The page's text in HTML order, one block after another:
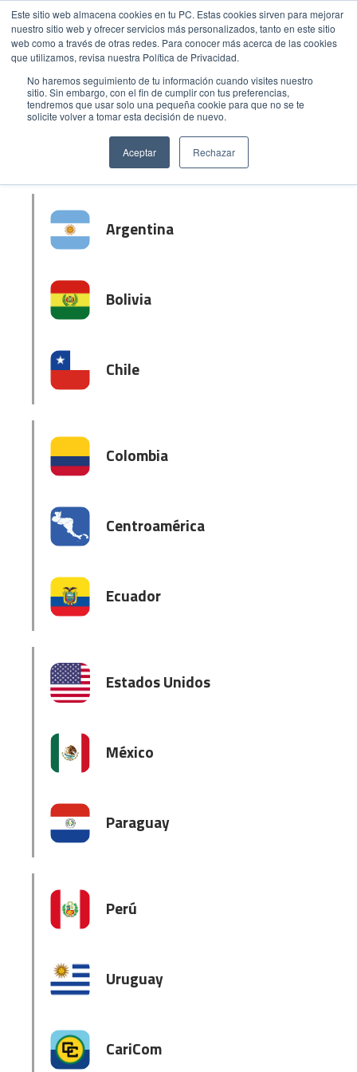
Este sitio web almacena cookies en tu PC. Estas cookies sirven para mejorar
nuestro sitio web y ofrecer servicios más personalizados, tanto en este sitio
web como a través de otras redes. Para conocer más acerca de las cookies
que utilizamos, revisa nuestra Política de Privacidad.
No haremos seguimiento de tu información cuando visites nuestro
sitio. Sin embargo, con el fin de cumplir con tus preferencias,
tendremos que usar solo una pequeña cookie para que no se te
solicite volver a tomar esta decisión de nuevo.
Aceptar Rechazar
Somos elprimer mayoristade valor agregado en
soluciones de tecnologíade información en
Latinoamérica, enfocados en software y hardware.
Contamos con un amplio portafolio de los más
importantes fabricantes de tecnología de información
a nivel mundial.
SELECCIONE UN PAÍS
Argentina
Bolivia
Chile
Colombia
Centroamérica
Ecuador
Estados Unidos
México
Paraguay
Perú
Uruguay
CariCom